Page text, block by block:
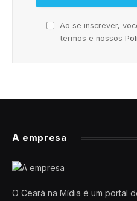
Ao se inscrever,
termos e nossos
A empresa
O Ceará na Mídia é um portal